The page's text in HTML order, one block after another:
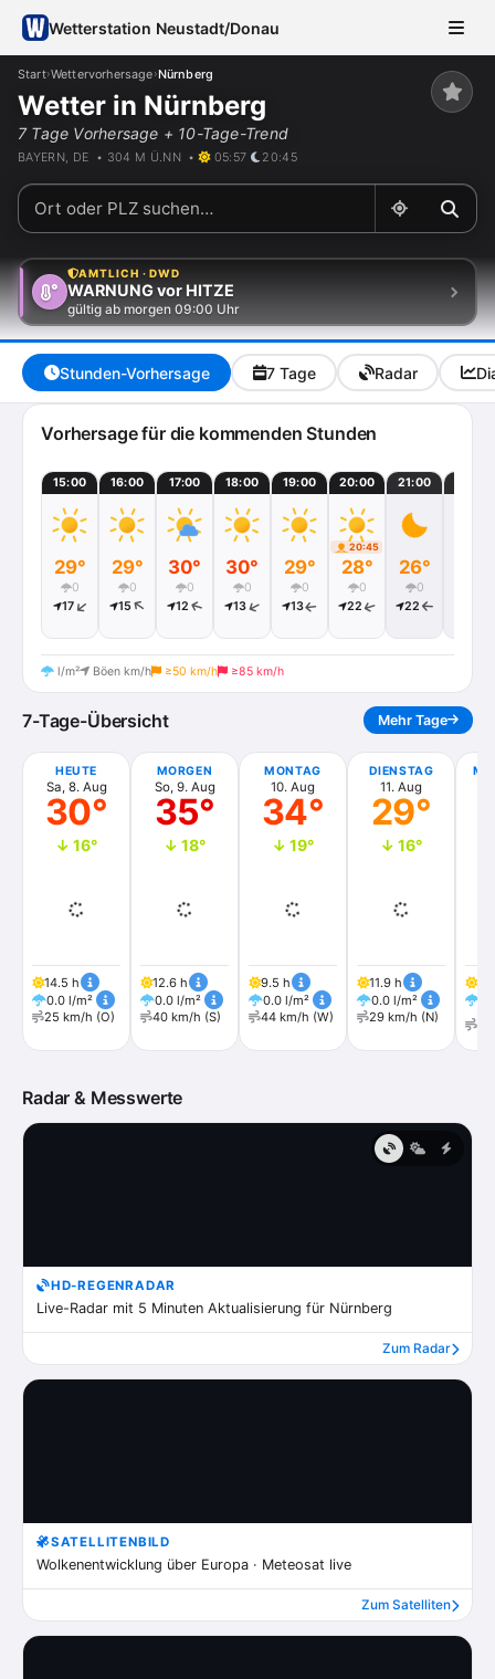
Wetterstation Neustadt/Donau
Start›Wettervorhersage›Nürnberg
Wetter in Nürnberg
7 Tage Vorhersage + 10-Tage-Trend
BAYERN, DE • 304 M Ü.NN • 05:57 20:45
AMTLICH · DWD
WARNUNG vor HITZE
gültig ab morgen 09:00 Uhr
Stunden-Vorhersage 7 Tage Radar
Vorhersage für die kommenden Stunden
15:00
29°
0
17
16:00
29°
0
15
17:00
30°
0
12
18:00
30°
0
13
19:00
29°
0
13
20:00
20:45
28°
0
22
21:00
26°
0
22
l/m² Böen km/h ≥50 km/h ≥85 km/h
7-Tage-Übersicht Mehr Tage
HEUTE
Sa, 8. Aug
30°
↓ 16°
14.5 h
0.0 l/m²
25 km/h (O)
MORGEN
So, 9. Aug
35°
↓ 18°
12.6 h
0.0 l/m²
40 km/h (S)
MONTAG
10. Aug
34°
↓ 19°
9.5 h
0.0 l/m²
44 km/h (W)
DIENSTAG
11. Aug
29°
↓ 16°
11.9 h
0.0 l/m²
29 km/h (N)
Radar & Messwerte
HD-REGENRADAR
Live-Radar mit 5 Minuten Aktualisierung für Nürnberg
Zum Radar
SATELLITENBILD
Wolkenentwicklung über Europa · Meteosat live
Zum Satelliten